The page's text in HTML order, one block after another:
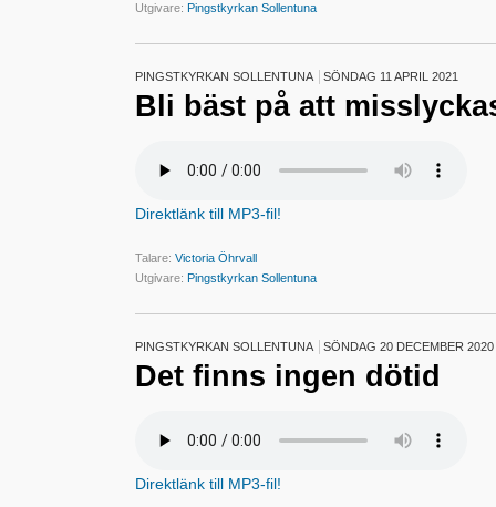
Utgivare: Pingstkyrkan Sollentuna
PINGSTKYRKAN SOLLENTUNA SÖNDAG 11 APRIL 2021
Bli bäst på att
Direktlänk till MP3-fil!
Talare: Victoria Öhrvall
Utgivare: Pingstkyrkan Sollentuna
PINGSTKYRKAN SOLLENTUNA SÖNDAG 20 DECEMBER 2020
Det finns ingen dötid
Direktlänk till MP3-fil!